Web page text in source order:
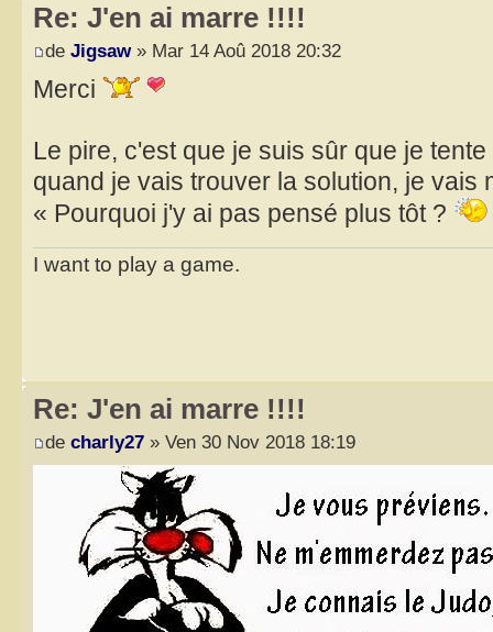
Re: J'en ai marre !!!!
de Jigsaw» Mar 14 Aoû 2018 20:32
Merci
Le pire, c'est que je suis sûr que je
quand je vais trouver la solution, je vais
« Pourquoi j'y ai pas pensé plus tôt ?
I want to play a game.
Re: J'en ai marre !!!!
de charly27 » Ven 30 Nov 2018 18:19